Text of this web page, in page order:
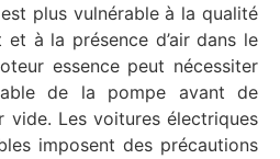
plus vulnérable à la qualité
et à la présence d’air dans le
essence peut nécessiter
de la pompe avant de
vide. Les voitures électriques
imposent des précautions